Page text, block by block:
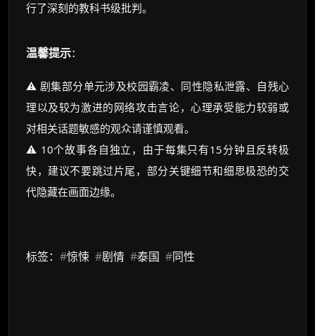
行了深刻的教科书级批判。
温馨提示：
⚠️ 剧集部分单元涉及校园霸凌、同性隐私泄露、自残心
理以及较为激进的网络攻击言论，心理承受能力较弱或
对相关话题敏感的观众请谨慎观看。
⚠️ 10个故事各自独立，由于每集只有15分钟且反转极
快，建议不要跳过片尾，部分关键细节和细思极恐的交
代隐藏在画面边缘。
标签： #惊悚 #剧情 #泰国 #同性